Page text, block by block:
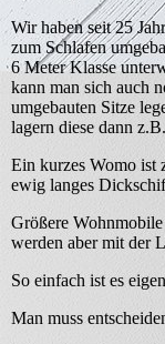
Wir haben seit 25
zum Schlafen
6 Meter Klasse
kann man sich auch
umgebauten Sitze
lagern diese dann
Ein kurzes Womo ist
ewig langes
Größere
werden aber mit der
So einfach ist es
Man muss